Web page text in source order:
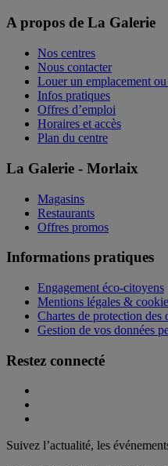
A propos de La Galerie
Nos centres
Nous contacter
Louer un emplacement
Infos pratiques
Offres d’emploi
Horaires et accès
Plan du centre
La Galerie - Morlaix
Magasins
Restaurants
Offres promos
Informations pratiques
Engagement éco-citoyens
Mentions légales &
Chartes de protection des
Gestion de vos données
Restez connecté
Suivez l’actualité, les